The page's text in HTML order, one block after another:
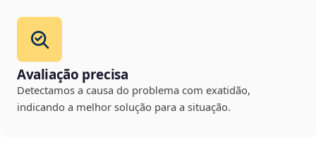
Avaliação precisa
Detectamos a causa do problema com exatidão,
indicando a melhor solução para a situação.